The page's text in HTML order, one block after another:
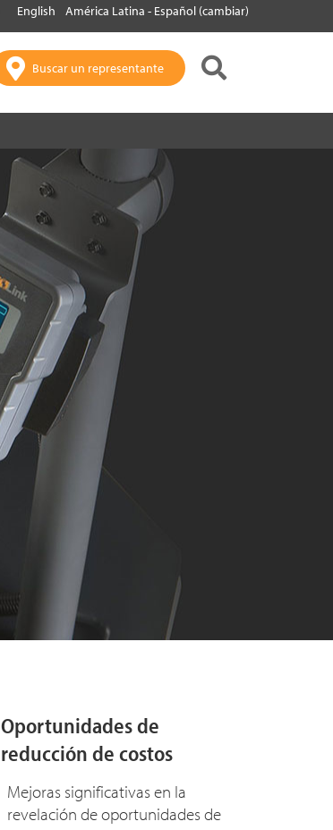
English América Latina - Español (cambiar)
Buscar un representante
Oportunidades de
reducción de costos
Mejoras significativas en la
revelación de oportunidades de